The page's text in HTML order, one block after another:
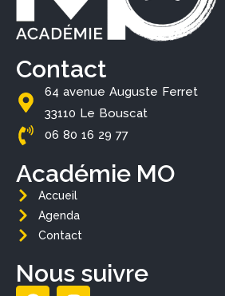
Contact
64 avenue Auguste Ferret
33110 Le Bouscat
06 80 16 29 77
Académie MO
Accueil
Agenda
Contact
Nous suivre